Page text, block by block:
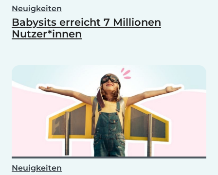
Neuigkeiten
Babysits erreicht 7 Millionen
Nutzer*innen
Neuigkeiten